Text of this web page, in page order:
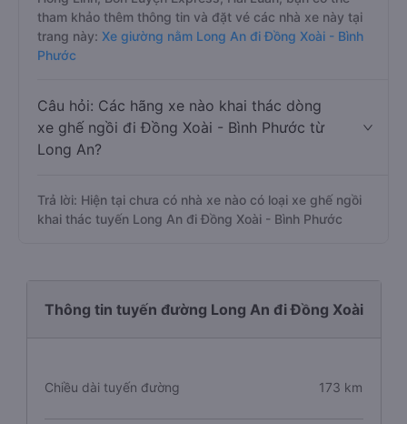
tham khảo thêm thông tin và đặt vé các nhà xe này tại
trang này: Xe giường nằm Long An đi Đồng Xoài - Bình
Phước
Câu hỏi: Các hãng xe nào khai thác dòng
xe ghế ngồi đi Đồng Xoài - Bình Phước từ
Long An?
Trả lời: Hiện tại chưa có nhà xe nào có loại xe ghế ngồi
khai thác tuyến Long An đi Đồng Xoài - Bình Phước
Thông tin tuyến đường Long An đi Đồng Xoài
Chiều dài tuyến đường 173 km